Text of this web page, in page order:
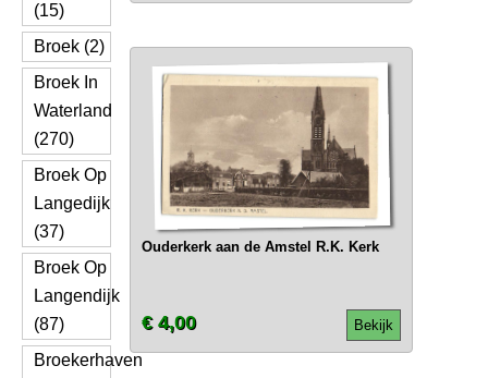
(15)
Broek (2)
Broek In
Waterland
(270)
Broek Op
Langedijk
(37)
Broek Op
Langendijk
(87)
Broekerhaven
Ouderkerk aan de Amstel R.K. Kerk
Bekijk
€ 4,00